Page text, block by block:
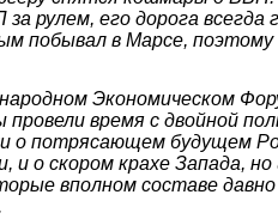
рулем, его дорога всегда
побывал в Марсе,
Экономическом
время с двойной
о потрясающем будущем
и о скором крахе Запада,
вполном составе